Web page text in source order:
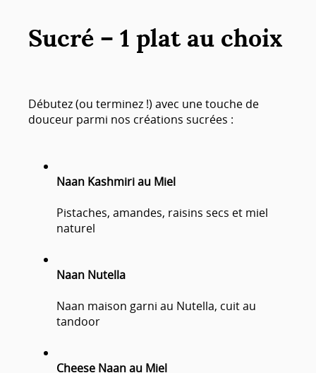
Sucré – 1 plat au choix
Débutez (ou terminez !) avec une touche de
douceur parmi nos créations sucrées :
Naan Kashmiri au Miel
Pistaches, amandes, raisins secs et miel
naturel
Naan Nutella
Naan maison garni au Nutella, cuit au
tandoor
Cheese Naan au Miel